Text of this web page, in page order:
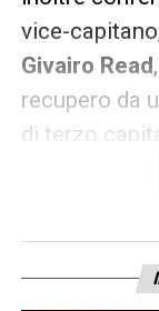
vice-
Givairo Read
recupero da
di terzo